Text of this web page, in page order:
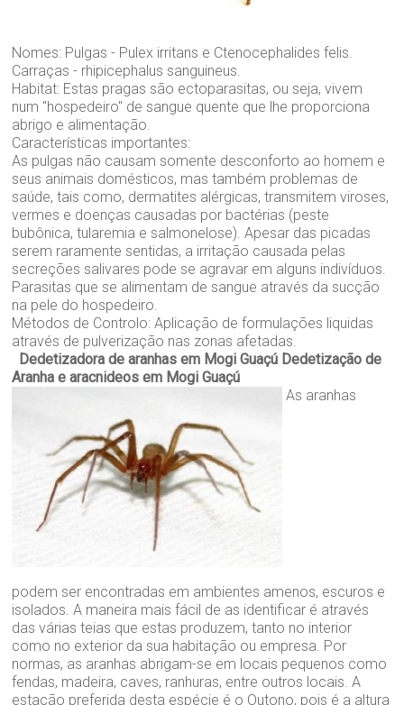
Nomes: Pulgas - Pulex irritans e Ctenocephalides felis.
Carraças - rhipicephalus sanguineus.
Habitat: Estas pragas são ectoparasitas, ou seja, vivem
num "hospedeiro" de sangue quente que lhe proporciona
abrigo e alimentação.
Características importantes:
As pulgas não causam somente desconforto ao homem e
seus animais domésticos, mas também problemas de
saúde, tais como, dermatites alérgicas, transmitem viroses,
vermes e doenças causadas por bactérias (peste
bubônica, tularemia e salmonelose). Apesar das picadas
serem raramente sentidas, a irritação causada pelas
secreções salivares pode se agravar em alguns indivíduos.
Parasitas que se alimentam de sangue através da sucção
na pele do hospedeiro.
Métodos de Controlo: Aplicação de formulações liquidas
através de pulverização nas zonas afetadas.
Dedetizadora de aranhas em Mogi Guaçú Dedetização de
Aranha e aracnideos em Mogi Guaçú
As aranhas
podem ser encontradas em ambientes amenos, escuros e
isolados. A maneira mais fácil de as identificar é através
das várias teias que estas produzem, tanto no interior
como no exterior da sua habitação ou empresa. Por
normas, as aranhas abrigam-se em locais pequenos como
fendas, madeira, caves, ranhuras, entre outros locais. A
estação preferida desta espécie é o Outono, pois é a altura